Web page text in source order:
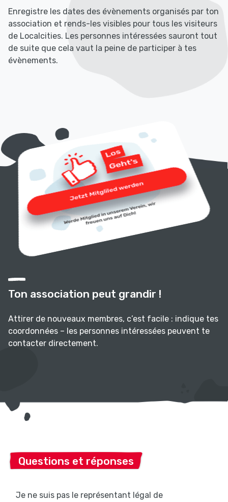
Enregistre les dates des évènements organisés par ton
association et rends-les visibles pour tous les visiteurs
de Localcities. Les personnes intéressées sauront tout
de suite que cela vaut la peine de participer à tes
évènements.
Ton association peut grandir !
Attirer de nouveaux membres, c’est facile : indique tes
coordonnées – les personnes intéressées peuvent te
contacter directement.
Questions et réponses
Je ne suis pas le représentant légal de